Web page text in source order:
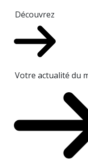
Découvrez
Votre actualité du